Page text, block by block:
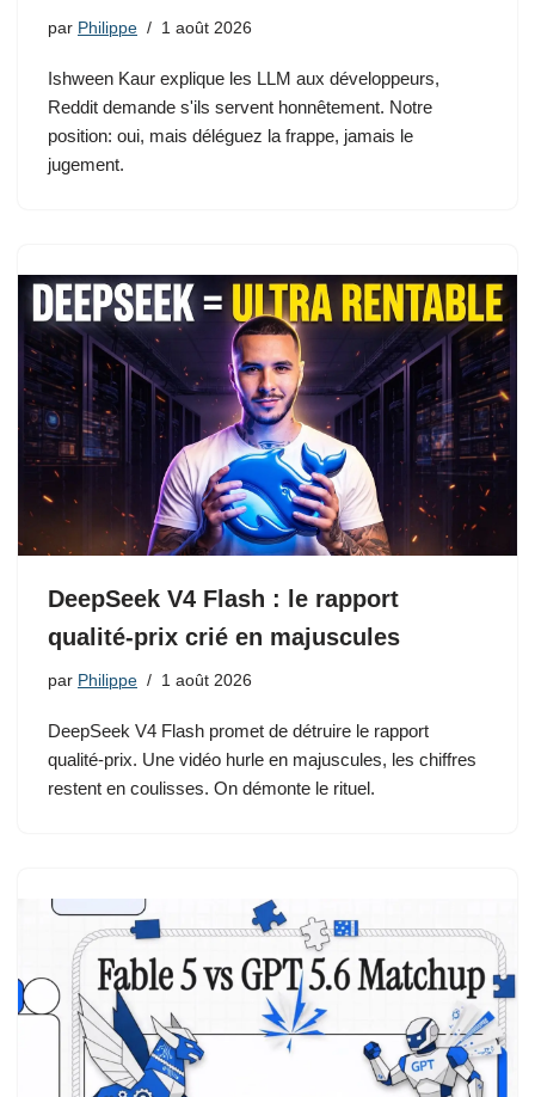
par Philippe 1 août 2026
Ishween Kaur explique les LLM aux développeurs,
Reddit demande s'ils servent honnêtement. Notre
position: oui, mais déléguez la frappe, jamais le
jugement.
DeepSeek V4 Flash : le rapport
qualité-prix crié en majuscules
par Philippe 1 août 2026
DeepSeek V4 Flash promet de détruire le rapport
qualité-prix. Une vidéo hurle en majuscules, les chiffres
restent en coulisses. On démonte le rituel.